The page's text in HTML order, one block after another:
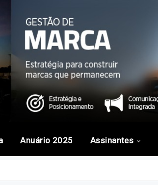
Anuário 2025 Assinantes